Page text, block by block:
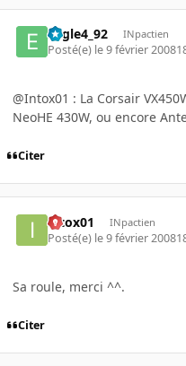
Eagle4_92 INpactien
Posté(e) le 9 février 2008
@Intox01 : La Corsair
NeoHE 430W, ou encore
Citer
intox01 INpactien
Posté(e) le 9 février 2008
Sa roule, merci ^^.
Citer